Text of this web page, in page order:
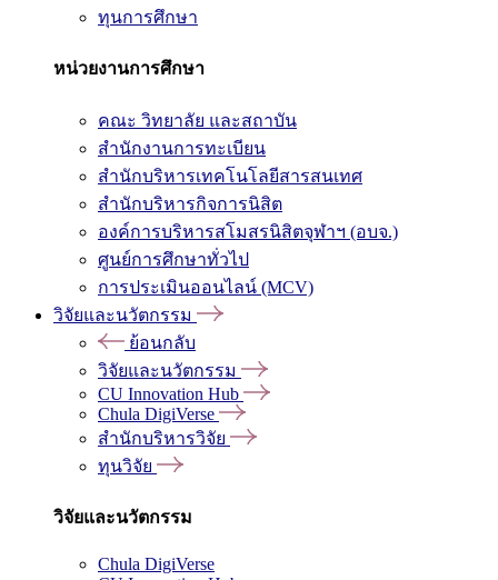
ทุนการศึกษา
หน่วยงานการศึกษา
คณะ วิทยาลัย และสถาบัน
สำนักงานการทะเบียน
สำนักบริหารเทคโนโลยีสารสนเทศ
สำนักบริหารกิจการนิสิต
องค์การบริหารสโมสรนิสิตจุฬาฯ (อบจ.)
ศูนย์การศึกษาทั่วไป
การประเมินออนไลน์ (MCV)
วิจัยและนวัตกรรม
ย้อนกลับ
วิจัยและนวัตกรรม
CU Innovation Hub
Chula DigiVerse
สำนักบริหารวิจัย
ทุนวิจัย
วิจัยและนวัตกรรม
Chula DigiVerse